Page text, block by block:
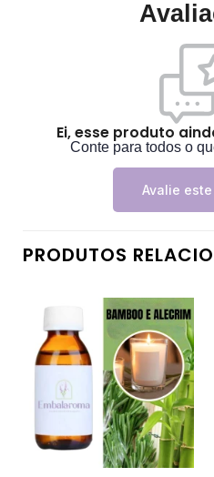
Ei, esse produto
Conte para todos o
Avalie
PRODUTOS